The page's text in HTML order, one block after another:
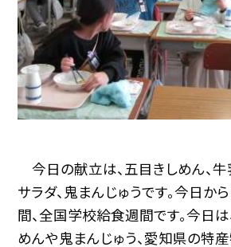
今日の献立は、五目きしめん、牛
サラダ、鬼まんじゅうです。今日か
間、全国学校給食週間です。今日
めんや鬼まんじゅう、愛知県の特